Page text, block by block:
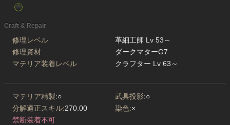
Craft & Repair
修理レベル
革細工師 Lv 53～
修理資材
ダークマターG7
マテリア装着レベル
クラフター Lv 63～
マテリア精製:○ 武具投影:○
分解適正スキル:270.00 染色:×
禁断装着不可